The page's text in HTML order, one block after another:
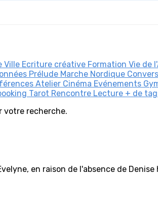
Ville Ecriture créative Formation Vie de
Prélude Marche Nordique
Atelier Cinéma Evénements
Tarot Rencontre Lecture + de
votre recherche.
en raison de l'absence de